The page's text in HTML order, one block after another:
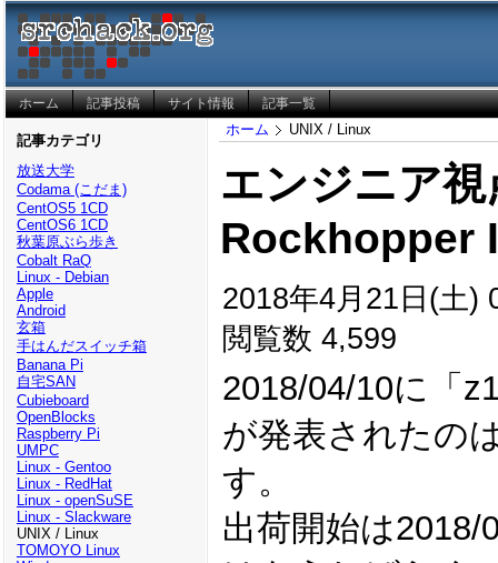
ホーム 記事投稿 サイト情報 記事一覧
記事カテゴリ
放送大学
Codama (こだま)
CentOS5 1CD
CentOS6 1CD
秋葉原ぶら歩き
Cobalt RaQ
Linux - Debian
Apple
Android
玄箱
手はんだスイッチ箱
Banana Pi
自宅SAN
Cubieboard
OpenBlocks
Raspberry Pi
UMPC
Linux - Gentoo
Linux - RedHat
Linux - openSuSE
Linux - Slackware
UNIX / Linux
TOMOYO Linux
ホーム UNIX / Linux
エンジニア
Rockhopper
2018年4月21日(土)
閲覧数 4,599
2018/04/10に「
が発表されたの
す。
出荷開始は